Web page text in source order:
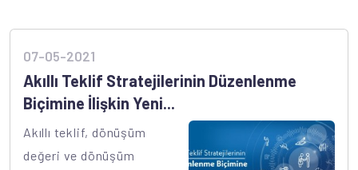
07-05-2021
Akıllı Teklif Stratejilerinin Düzenlenme
Biçimine İlişkin Yeni...
Akıllı teklif, dönüşüm
değeri ve dönüşüm